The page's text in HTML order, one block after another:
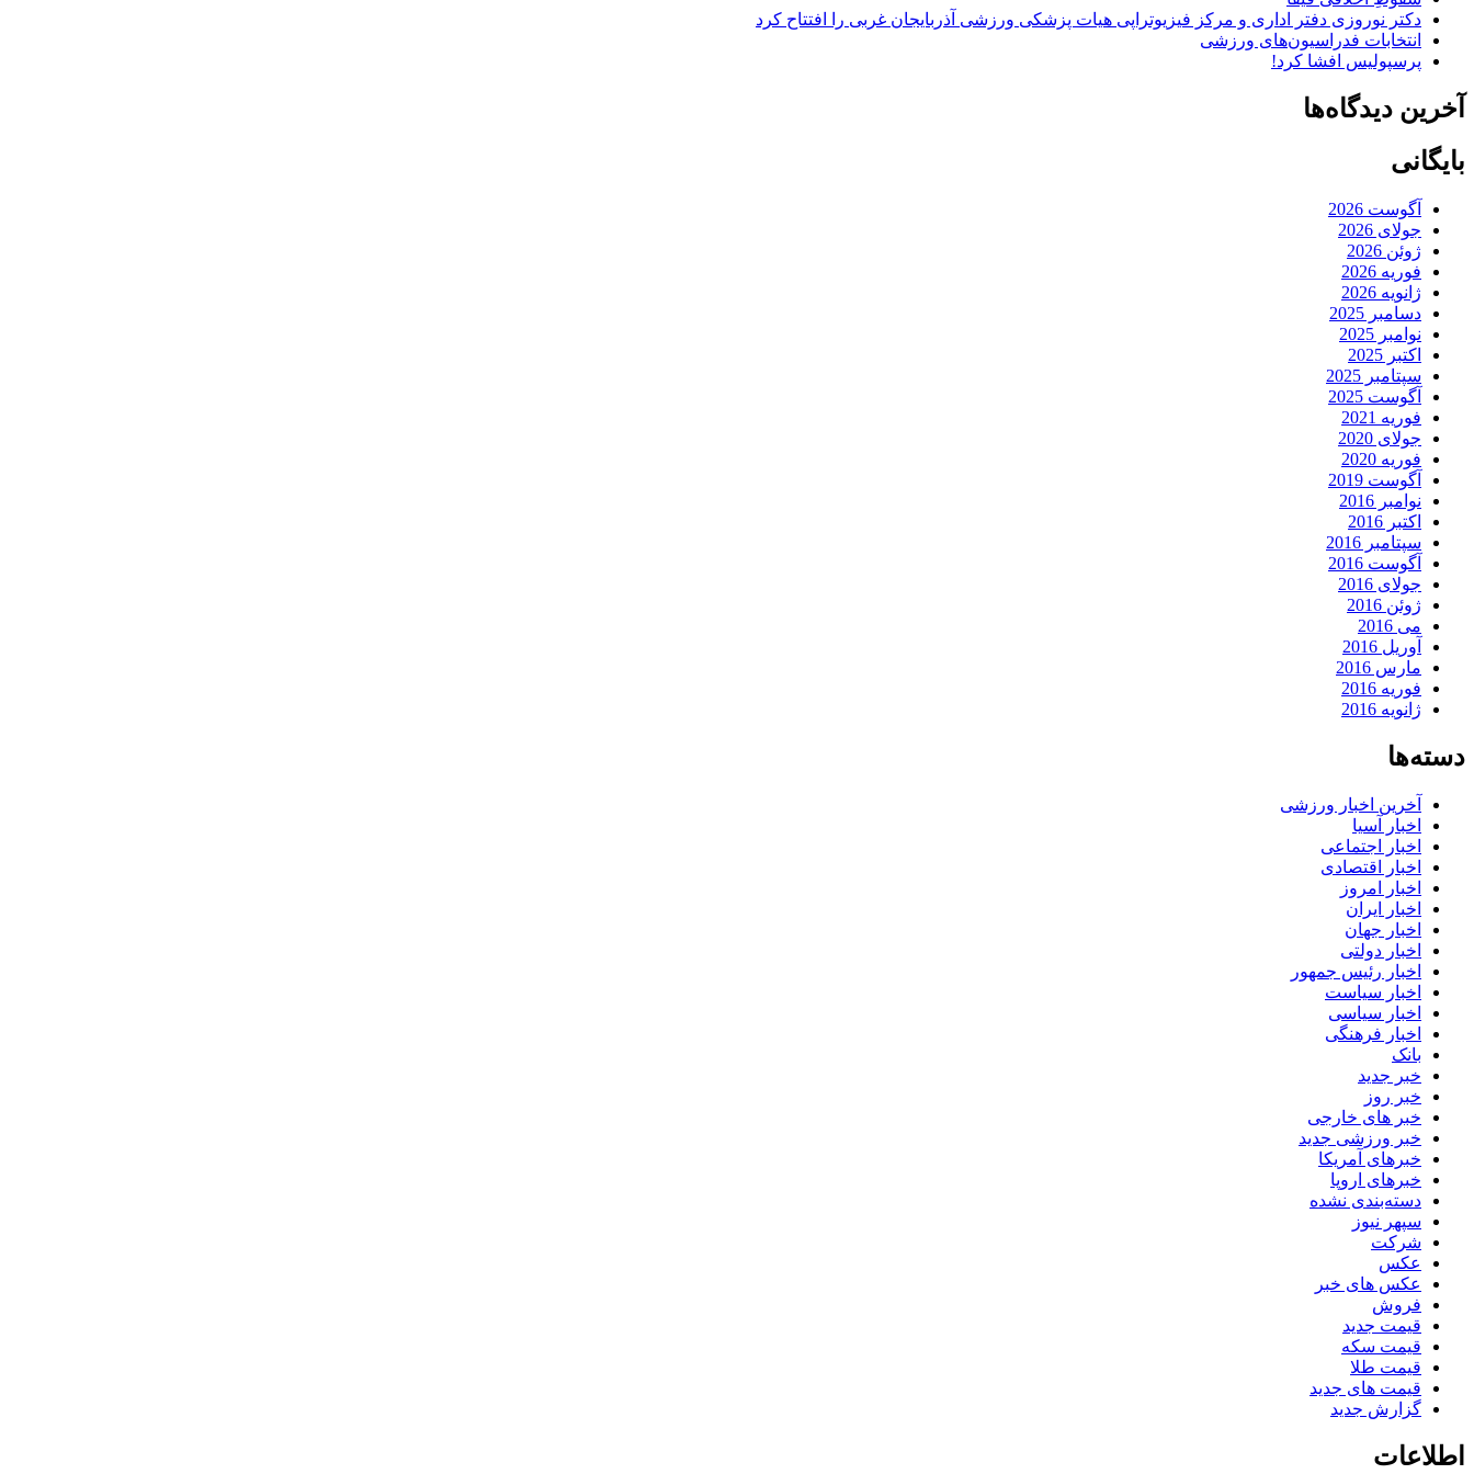
دکتر نوروزی دفتر اداری و مرکز فیزیوتراپی هیات پزشکی ورزشی آذربایجان غربی را افتتاح کرد
انتخابات فدراسیون‌های ورزشی
پرسپولیس افشا کرد!
آخرین دیدگاه‌ها
بایگانی
آگوست 2026
جولای 2026
ژوئن 2026
فوریه 2026
ژانویه 2026
دسامبر 2025
نوامبر 2025
اکتبر 2025
سپتامبر 2025
آگوست 2025
فوریه 2021
جولای 2020
فوریه 2020
آگوست 2019
نوامبر 2016
اکتبر 2016
سپتامبر 2016
آگوست 2016
جولای 2016
ژوئن 2016
می 2016
آوریل 2016
مارس 2016
فوریه 2016
ژانویه 2016
دسته‌ها
آخرین اخبار ورزشی
اخبار آسیا
اخبار اجتماعی
اخبار اقتصادی
اخبار امروز
اخبار ایران
اخبار جهان
اخبار دولتی
اخبار رئیس جمهور
اخبار سیاست
اخبار سیاسی
اخبار فرهنگی
بانک
خبر جدید
خبر روز
خبر های خارجی
خبر ورزشی جدید
خبرهای آمریکا
خبرهای اروپا
دسته‌بندی نشده
سپهر نیوز
شرکت
عکس
عکس های خبر
فروش
قیمت جدید
قیمت سکه
قیمت طلا
قیمت های جدید
گزارش جدید
اطلاعات